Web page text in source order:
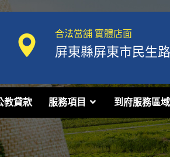
合法當舖 實體店面
屏東縣屏東市民生
教貸款 服務項目 到府服務區域